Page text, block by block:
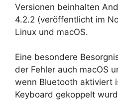
Versionen beinhalten
4.2.2 (veröffentlicht im
Linux und macOS.
Eine besondere
der Fehler auch macOS
wenn Bluetooth aktiviert
Keyboard gekoppelt